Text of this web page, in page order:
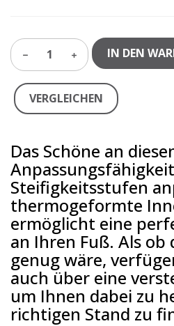
1 IN DEN
VERGLEICHEN
Das Schöne an
Steifigkeitsstufen
thermogeformte
ermöglicht eine
an Ihren Fuß. Als ob
genug wäre,
auch über eine
um Ihnen dabei zu
richtigen Stand zu